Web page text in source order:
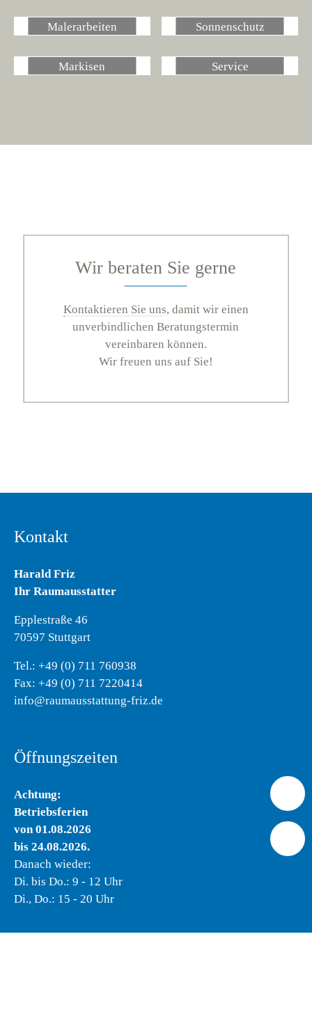
Malerarbeiten Sonnenschutz
Markisen Service
Wir beraten Sie gerne
Kontaktieren Sie uns, damit wir einen
unverbindlichen Beratungstermin
vereinbaren können.
Wir freuen uns auf Sie!
Kontakt
Harald Friz
Ihr Raumausstatter
Epplestraße 46
70597 Stuttgart
Tel.: +49 (0) 711 760938
Fax: +49 (0) 711 7220414
info@raumausstattung-friz.de
Öffnungszeiten
Achtung:
Betriebsferien
von 01.08.2026
bis 24.08.2026.
Danach wieder:
Di. bis Do.: 9 - 12 Uhr
Di., Do.: 15 - 20 Uhr